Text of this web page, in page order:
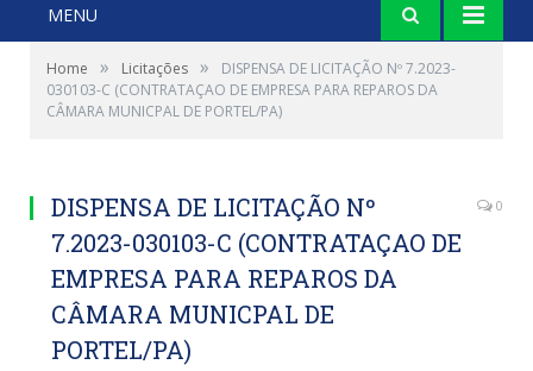
MENU
Home » Licitações »
DISPENSA DE LICITAÇÃO Nº 7.2023-
030103-C (CONTRATAÇAO DE EMPRESA PARA REPAROS DA
CÂMARA MUNICPAL DE PORTEL/PA)
DISPENSA DE LICITAÇÃO Nº
7.2023-030103-C (CONTRATAÇAO DE
EMPRESA PARA REPAROS DA
CÂMARA MUNICPAL DE
PORTEL/PA)
0